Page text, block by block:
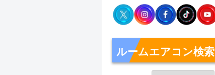
ルームエアコン検索